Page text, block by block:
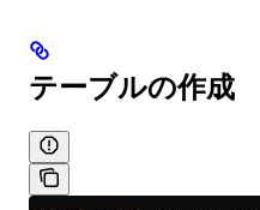
テーブルの作成